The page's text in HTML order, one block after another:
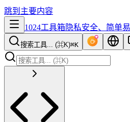
跳到主要内容
1024工具箱隐私安全、简单
搜索工具... (⌘K)⌘K